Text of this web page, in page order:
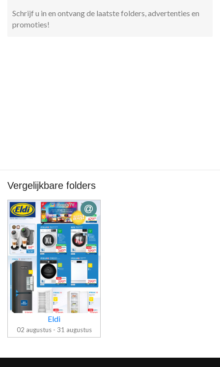
Schrijf u in en ontvang de laatste folders, advertenties en
promoties!
Vergelijkbare folders
Eldi
02 augustus - 31 augustus